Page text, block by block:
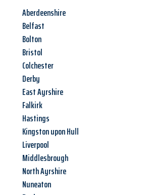
Aberdeenshire
Belfast
Bolton
Bristol
Colchester
Derby
East Ayrshire
Falkirk
Hastings
Kingston upon Hull
Liverpool
Middlesbrough
North Ayrshire
Nuneaton